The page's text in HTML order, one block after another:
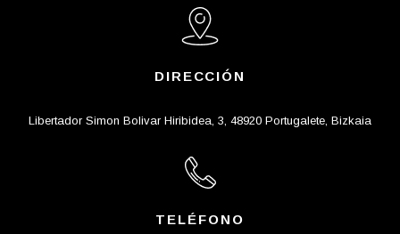
DIRECCIÓN
Libertador Simon Bolivar Hiribidea, 3, 48920 Portugalete, Bizkaia
TELÉFONO